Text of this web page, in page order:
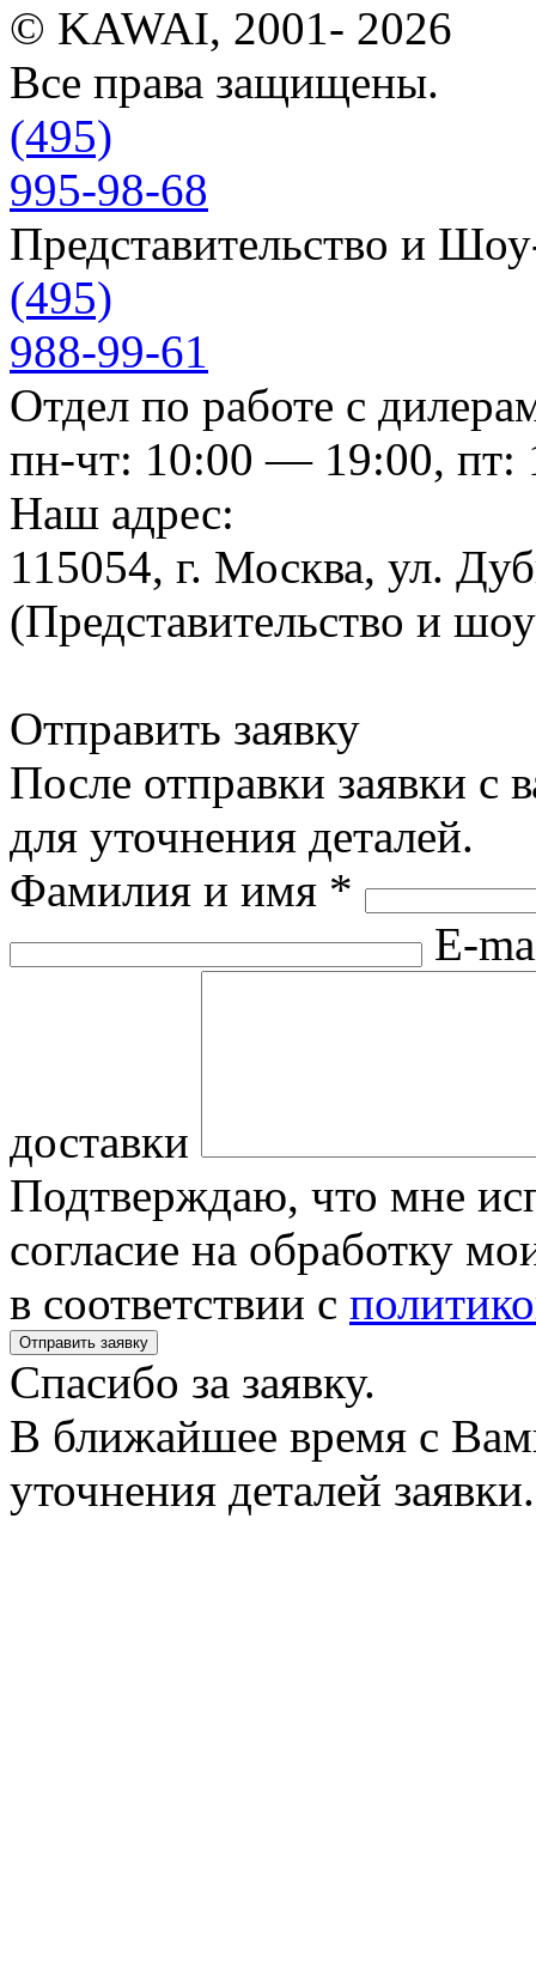
© KAWAI, 2001- 2026
Все права защищены.
(495)
995-98-68
Представительство и
(495)
988-99-61
Отдел по работе с
пн-чт: 10:00 — 19:00, пт:
Наш адрес:
115054, г. Москва, ул.
(Представительство и
Отправить заявку
После отправки заявки с
для уточнения деталей.
Фамилия и имя *
E-
доставки
Подтверждаю, что мне
согласие на обработку
в соответствии с
Спасибо за заявку.
В ближайшее время с
уточнения деталей заявки.